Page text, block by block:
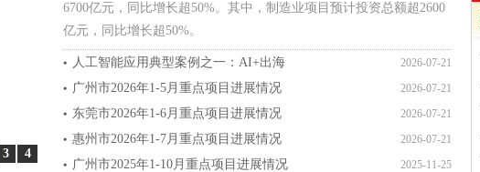
3 4
6700亿元，同比增长超50%。其中，制造业项目预计投资总额超2600
亿元，同比增长超50%。
2026-07-21
人工智能应用典型案例之一：AI+出海
2026-07-21
广州市2026年1-5月重点项目进展情况
2026-07-21
东莞市2026年1-6月重点项目进展情况
2026-07-21
惠州市2026年1-7月重点项目进展情况
2025-11-25
广州市2025年1-10月重点项目进展情况